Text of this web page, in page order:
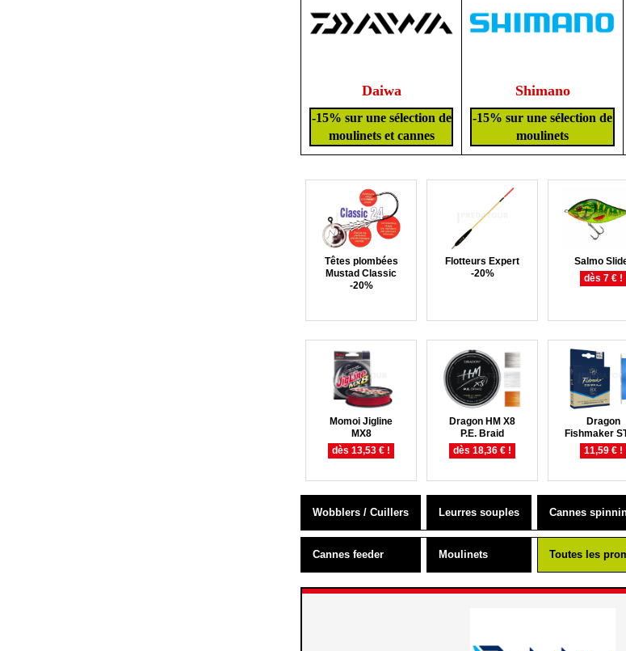
Daiwa
-15% sur une sélection de
moulinets et cannes
Shimano
-15% sur une sélection de
moulinets
Têtes plombées
Mustad Classic
-20%
Flotteurs Expert
-20%
Salmo
dès 7 € !
Momoi Jigline
MX8
dès 13,53 € !
Dragon HM X8
P.E. Braid
dès 18,36 € !
Dragon
Fishmaker
11,59 € !
Wobblers / Cuillers Leurres souples Cannes
Cannes feeder Moulinets Toutes les